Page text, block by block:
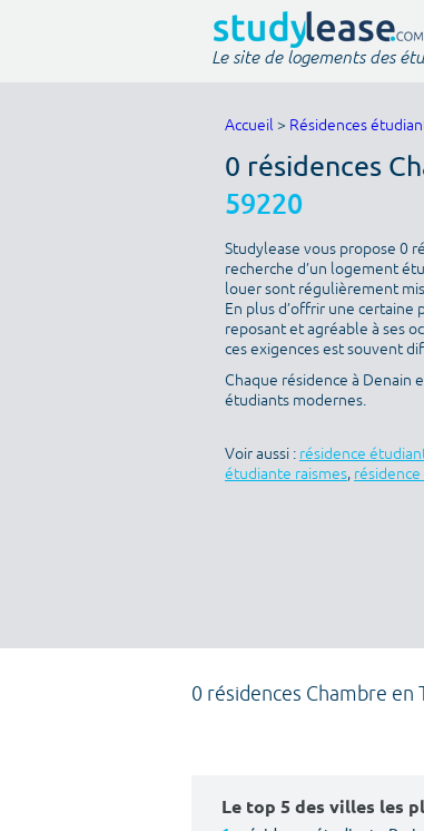
Le site de logements des
Accueil > Résidences
0 résidences
59220
Studylease vous propose 0
recherche d’un logement
louer sont régulièrement
En plus d’offrir une certaine
reposant et agréable à ses
ces exigences est souvent
Chaque résidence à Denain
étudiants modernes.
Voir aussi : résidence
étudiante raismes,
0 résidences Chambre en
Le top 5 des villes les